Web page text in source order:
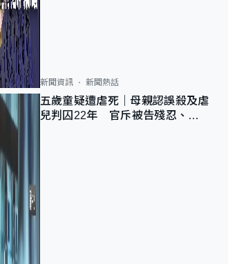
新聞資訊 新聞熱話
五歲童疑遭虐死｜母親認誤殺及虐
兒判囚22年 官斥被告殘忍、同